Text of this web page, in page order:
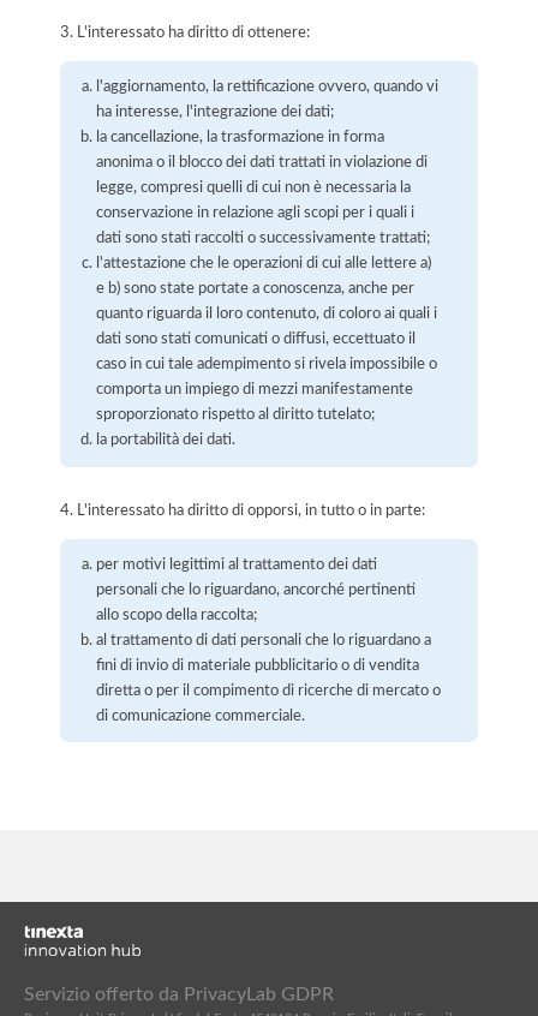
3. L'interessato ha diritto di ottenere:
l'aggiornamento, la rettificazione ovvero, quando vi
ha interesse, l'integrazione dei dati;
la cancellazione, la trasformazione in forma
anonima o il blocco dei dati trattati in violazione di
legge, compresi quelli di cui non è necessaria la
conservazione in relazione agli scopi per i quali i
dati sono stati raccolti o successivamente trattati;
l'attestazione che le operazioni di cui alle lettere a)
e b) sono state portate a conoscenza, anche per
quanto riguarda il loro contenuto, di coloro ai quali i
dati sono stati comunicati o diffusi, eccettuato il
caso in cui tale adempimento si rivela impossibile o
comporta un impiego di mezzi manifestamente
sproporzionato rispetto al diritto tutelato;
la portabilità dei dati.
4. L'interessato ha diritto di opporsi, in tutto o in parte:
per motivi legittimi al trattamento dei dati
personali che lo riguardano, ancorché pertinenti
allo scopo della raccolta;
al trattamento di dati personali che lo riguardano a
fini di invio di materiale pubblicitario o di vendita
diretta o per il compimento di ricerche di mercato o
di comunicazione commerciale.
Servizio offerto da PrivacyLab GDPR